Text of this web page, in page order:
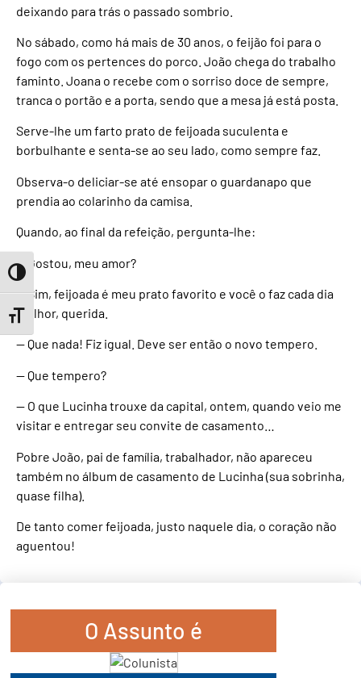
Toggle High Contrast
Toggle Font size
deixando para trás o passado sombrio.
No sábado, como há mais de 30 anos, o feijão foi para o
fogo com os pertences do porco. João chega do trabalho
faminto. Joana o recebe com o sorriso doce de sempre,
tranca o portão e a porta, sendo que a mesa já está posta.
Serve-lhe um farto prato de feijoada suculenta e
borbulhante e senta-se ao seu lado, como sempre faz.
Observa-o deliciar-se até ensopar o guardanapo que
prendia ao colarinho da camisa.
Quando, ao final da refeição, pergunta-lhe:
— Gostou, meu amor?
— Sim, feijoada é meu prato favorito e você o faz cada dia
melhor, querida.
— Que nada! Fiz igual. Deve ser então o novo tempero.
— Que tempero?
— O que Lucinha trouxe da capital, ontem, quando veio me
visitar e entregar seu convite de casamento…
Pobre João, pai de família, trabalhador, não apareceu
também no álbum de casamento de Lucinha (sua sobrinha,
quase filha).
De tanto comer feijoada, justo naquele dia, o coração não
aguentou!
O Assunto é